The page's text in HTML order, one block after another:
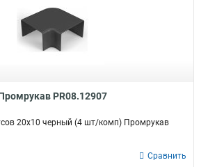
PR08.12907
20х10 черный (4 шт/комп) Промрукав
Сравнить